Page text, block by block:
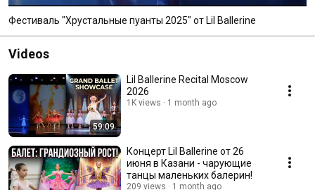
Фестиваль "Хрустальные пуанты 2025" от Lil Ballerine
Videos
59:09
Lil Ballerine Recital Moscow
2026
1K views 1 month ago
Концерт Lil Ballerine от 26
июня в Казани - чарующие
танцы маленьких балерин!
209 views 1 month ago